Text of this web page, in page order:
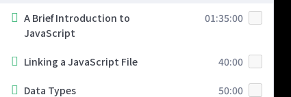
A Brief Introduction to
JavaScript
01:35:00
Linking a JavaScript File 40:00
Data Types 50:00